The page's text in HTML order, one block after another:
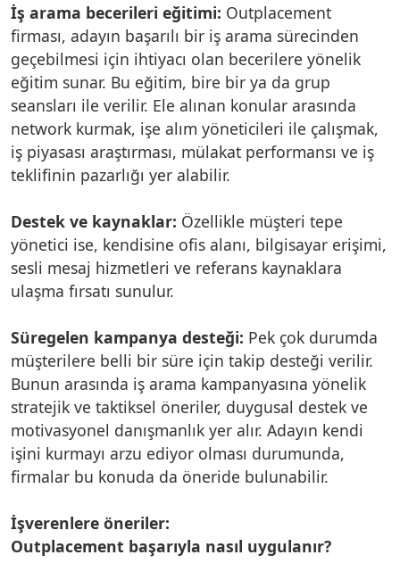
İş arama becerileri eğitimi: Outplacement
firması, adayın başarılı bir iş arama sürecinden
geçebilmesi için ihtiyacı olan becerilere yönelik
eğitim sunar. Bu eğitim, bire bir ya da grup
seansları ile verilir. Ele alınan konular arasında
network kurmak, işe alım yöneticileri ile çalışmak,
iş piyasası araştırması, mülakat performansı ve iş
teklifinin pazarlığı yer alabilir.
Destek ve kaynaklar: Özellikle müşteri tepe
yönetici ise, kendisine ofis alanı, bilgisayar erişimi,
sesli mesaj hizmetleri ve referans kaynaklara
ulaşma fırsatı sunulur.
Süregelen kampanya desteği: Pek çok durumda
müşterilere belli bir süre için takip desteği verilir.
Bunun arasında iş arama kampanyasına yönelik
stratejik ve taktiksel öneriler, duygusal destek ve
motivasyonel danışmanlık yer alır. Adayın kendi
işini kurmayı arzu ediyor olması durumunda,
firmalar bu konuda da öneride bulunabilir.
İşverenlere öneriler:
Outplacement başarıyla nasıl uygulanır?